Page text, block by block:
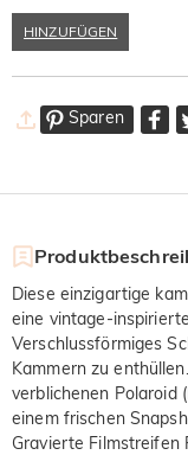
HINZUFÜGEN
Sparen
Diese einzigartige
eine vintage-
Verschlussförmiges
Kammern zu
verblichenen Polaroid
einem frischen
Gravierte Filmstreifen